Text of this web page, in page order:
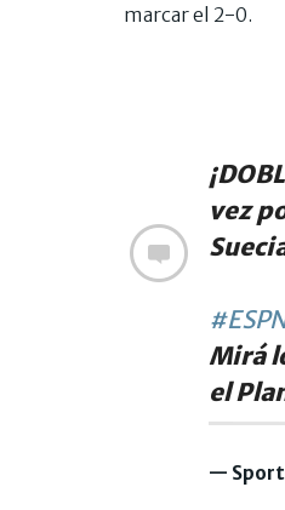
marcar el 2-0.
vez
Mirá
el
—